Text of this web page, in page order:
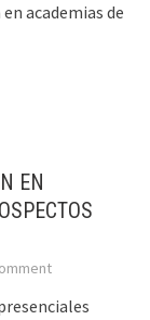
academias de
EN